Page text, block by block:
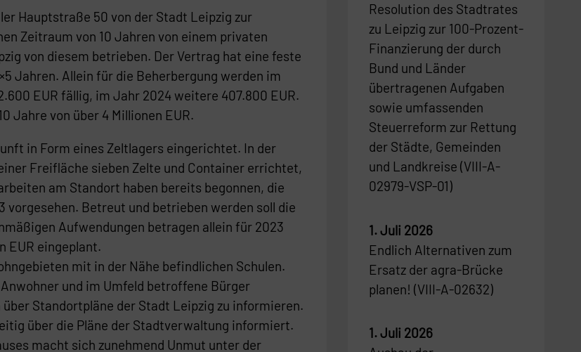
Hauptstraße 50 von der Stadt Leipzig zur
Zeitraum von 10 Jahren von einem privaten
von diesem betrieben. Der Vertrag hat eine feste
Jahren. Allein für die Beherbergung werden im
EUR fällig, im Jahr 2024 weitere 407.800 EUR.
Jahre von über 4 Millionen EUR.
in Form eines Zeltlagers eingerichtet. In der
Freifläche sieben Zelte und Container errichtet,
am Standort haben bereits begonnen, die
Betreut und betrieben werden soll die
Aufwendungen betragen allein für 2023
EUR eingeplant.
mit in der Nähe befindlichen Schulen.
und im Umfeld betroffene Bürger
Standortpläne der Stadt Leipzig zu informieren.
über die Pläne der Stadtverwaltung informiert.
macht sich zunehmend Unmut unter der
Resolution des Stadtrates
zu Leipzig zur 100-Prozent-
Finanzierung der durch
Bund und Länder
übertragenen Aufgaben
sowie umfassenden
Steuerreform zur Rettung
der Städte, Gemeinden
und Landkreise (VIII-A-
02979-VSP-01)
Endlich Alternativen zum
Ersatz der agra-Brücke
planen! (VIII-A-02632)
1. Juli 2026
1. Juli 2026